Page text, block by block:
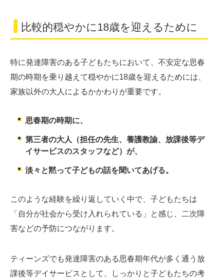
比較的穏やかに18歳を迎えるために
特に発達障害のある子どもたちにおいて、不安定な思春
期の時期を乗り越えて穏やかに18歳を迎えるためには、
家族以外の大人によるかかわりが重要です。
思春期の時期に、
第三者の大人（担任の先生、養護教諭、放課後等デ
イサービスのスタッフなど）が、
淡々と黙って子どもの話を聞いてあげる。
このような経験を繰り返していく中で、子どもたちは
「自分が社会から受け入れられている」と感じ、二次障
害などの予防につながります。
ティーンズでも発達障害のある思春期年代が多く通う放
課後等デイサービスとして、しっかりと子どもたちの考